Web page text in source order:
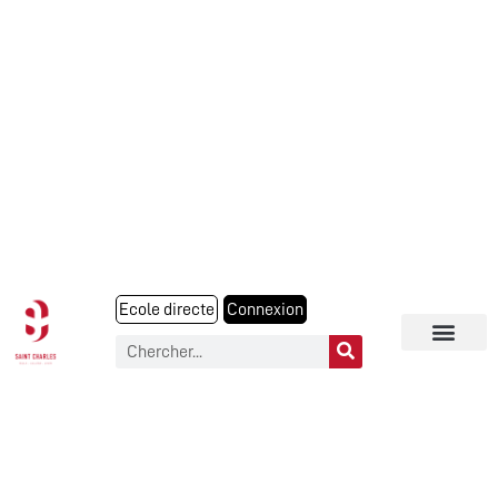
Ecole directe Connexion